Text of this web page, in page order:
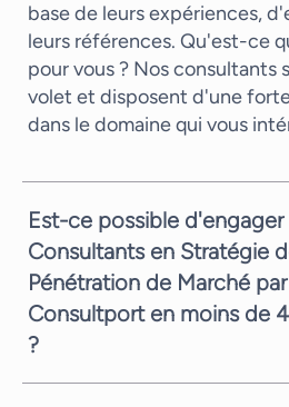
base de leurs expériences,
leurs références. Qu'est-ce
pour vous ? Nos consultants
volet et disposent d'une
dans le domaine qui vous
Est-ce possible d'engager
Consultants en Stratégie
Pénétration de Marché par
Consultport en moins de
?